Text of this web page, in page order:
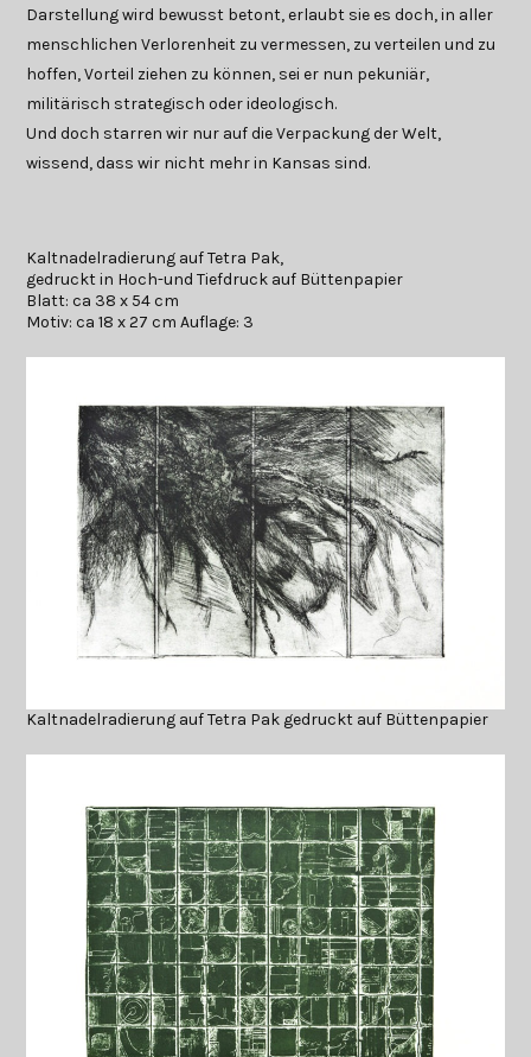
Darstellung wird bewusst betont, erlaubt sie es doch, in aller
menschlichen Verlorenheit zu vermessen, zu verteilen und zu
hoffen, Vorteil ziehen zu können, sei er nun pekuniär,
militärisch strategisch oder ideologisch.
Und doch starren wir nur auf die Verpackung der Welt,
wissend, dass wir nicht mehr in Kansas sind.
Kaltnadelradierung auf Tetra Pak,
gedruckt in Hoch-und Tiefdruck auf Büttenpapier
Blatt: ca 38 x 54 cm
Motiv: ca 18 x 27 cm Auflage: 3
Kaltnadelradierung auf Tetra Pak gedruckt auf Büttenpapier